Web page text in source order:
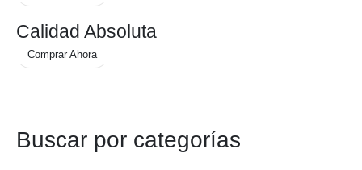
Calidad Absoluta
Comprar Ahora
Buscar por categorías